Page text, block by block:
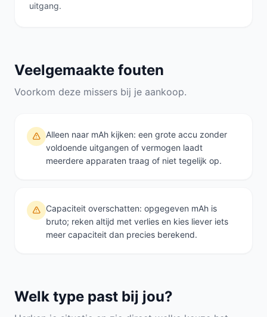
uitgang.
Veelgemaakte fouten
Voorkom deze missers bij je aankoop.
Alleen naar mAh kijken: een grote accu zonder
voldoende uitgangen of vermogen laadt
meerdere apparaten traag of niet tegelijk op.
Capaciteit overschatten: opgegeven mAh is
bruto; reken altijd met verlies en kies liever iets
meer capaciteit dan precies berekend.
Welk type past bij jou?